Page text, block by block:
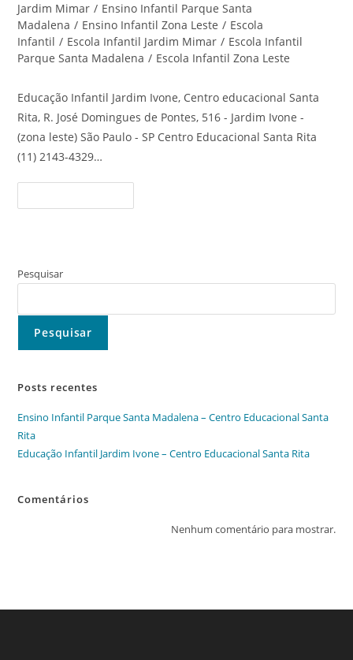
Jardim Mimar / Ensino Infantil Parque Santa
Madalena / Ensino Infantil Zona Leste / Escola
Infantil / Escola Infantil Jardim Mimar / Escola Infantil
Parque Santa Madalena / Escola Infantil Zona Leste
Educação Infantil Jardim Ivone, Centro educacional Santa
Rita, R. José Domingues de Pontes, 516 - Jardim Ivone -
(zona leste) São Paulo - SP Centro Educacional Santa Rita
(11) 2143-4329…
Infantil
Rita
Pesquisar
Pesquisar
Posts recentes
Ensino Infantil Parque Santa Madalena – Centro Educacional Santa
Rita
Educação Infantil Jardim Ivone – Centro Educacional Santa Rita
Comentários
Nenhum comentário para mostrar.